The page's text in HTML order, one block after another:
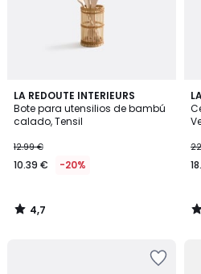
LA REDOUTE INTERIEURS
Bote para utensilios de bambú
calado, Tensil
12.99 €
10.39 € -20%
4,7
/ 5
4,7
/
2
/